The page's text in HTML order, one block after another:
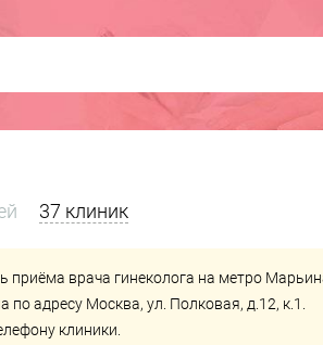
37 клиник
врача гинеколога на метро
по адресу Москва, ул. Полковая, д.12, к.1.
клиники.